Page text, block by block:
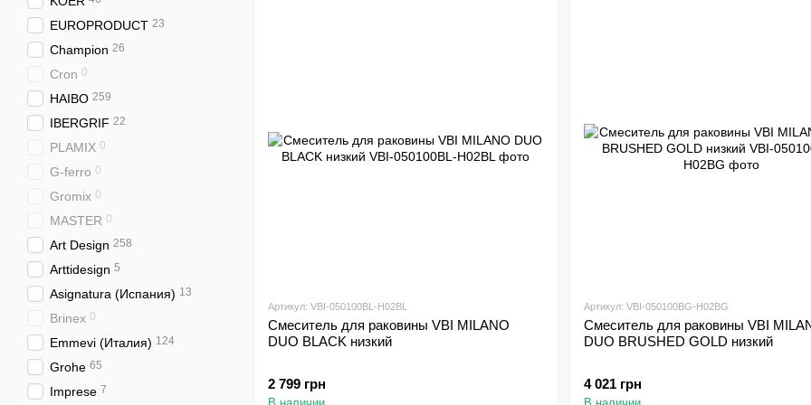
Артикул: VBI-050100BL-H02BL
Смеситель для раковины VBI MILANO
DUO BLACK низкий
2 799 грн
Артикул: VBI-050100BG-H02BG
Смеситель для раковины VBI
DUO BRUSHED GOLD низкий
4 021 грн
EUROPRODUCT 23
Champion 26
Cron 0
HAIBO 259
IBERGRIF 22
PLAMIX 0
G-ferro 0
Gromix 0
MASTER 0
Art Design 258
Arttidesign 5
Asignatura (Испания) 13
Brinex 0
Emmevi (Италия) 124
Grohe 65
Imprese 7